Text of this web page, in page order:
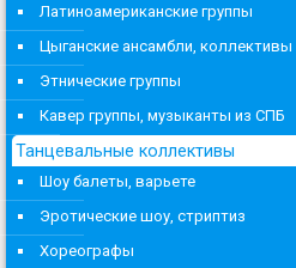
Латиноамериканские группы
Цыганские ансамбли, коллективы
Этнические группы
Кавер группы, музыканты из СПБ
Танцевальные коллективы
Шоу балеты, варьете
Эротические шоу, стриптиз
Хореографы